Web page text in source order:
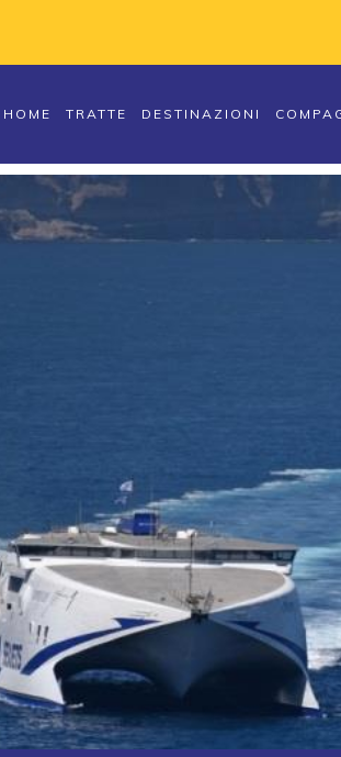
HOME TRATTE DESTINAZIONI